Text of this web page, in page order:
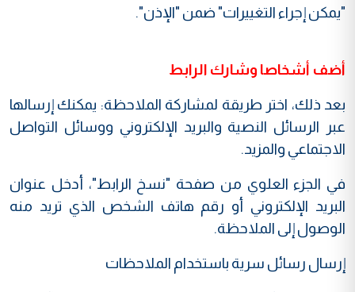
"يمكن إجراء التغييرات" ضمن "الإذن".
أضف أشخاصا وشارك الرابط
بعد ذلك، اختر طريقة لمشاركة الملاحظة: يمكنك إرسالها
عبر الرسائل النصية والبريد الإلكتروني ووسائل التواصل
الاجتماعي والمزيد.
في الجزء العلوي من صفحة "نسخ الرابط"، أدخل عنوان
البريد الإلكتروني أو رقم هاتف الشخص الذي تريد منه
الوصول إلى الملاحظة.
إرسال رسائل سرية باستخدام الملاحظات